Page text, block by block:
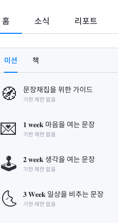
홈 소식 리포트
미션 책
🧭 문장채집을 위한 가이드
기한 제한 없음
💌 𝟏 𝐰𝐞𝐞𝐤 마음을 여는 문장
기한 제한 없음
🕹️ 𝟐 𝐰𝐞𝐞𝐤 생각을 여는 문장
기한 제한 없음
🌜️ 𝟑 𝐖𝐞𝐞𝐤 일상을 비추는 문장
기한 제한 없음